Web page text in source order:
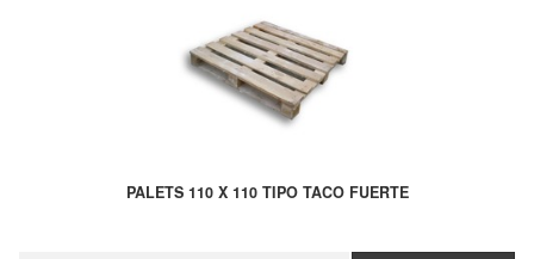
PALETS 110 X 110 TIPO TACO FUERTE